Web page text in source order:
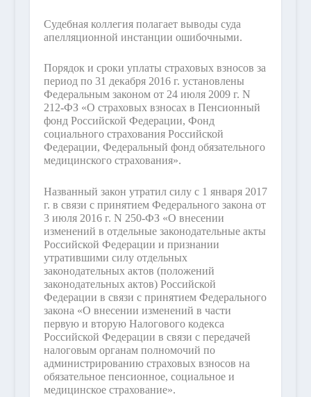
Судебная коллегия полагает выводы суда
апелляционной инстанции ошибочными.
Порядок и сроки уплаты страховых взносов за
период по 31 декабря 2016 г. установлены
Федеральным законом от 24 июля 2009 г. N
212-ФЗ «О страховых взносах в Пенсионный
фонд Российской Федерации, Фонд
социального страхования Российской
Федерации, Федеральный фонд обязательного
медицинского страхования».
Названный закон утратил силу с 1 января 2017
г. в связи с принятием Федерального закона от
3 июля 2016 г. N 250-ФЗ «О внесении
изменений в отдельные законодательные акты
Российской Федерации и признании
утратившими силу отдельных
законодательных актов (положений
законодательных актов) Российской
Федерации в связи с принятием Федерального
закона «О внесении изменений в части
первую и вторую Налогового кодекса
Российской Федерации в связи с передачей
налоговым органам полномочий по
администрированию страховых взносов на
обязательное пенсионное, социальное и
медицинское страхование».